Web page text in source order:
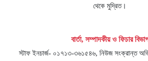
থেকে মুদ্রিত।
বার্তা, সম্পাদকীয় ও ফিচার
স্টাফ ইনচার্জ- ০১৭১৩-৩৬১৫৪৬, নিউজ সংক্রান্ত